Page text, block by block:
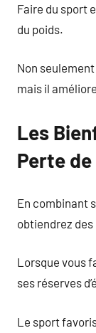
Faire du sport
du poids.
Non
mais il
Les
Perte
En combinant
obtiendrez
Lorsque vous
ses réserves
Le sport